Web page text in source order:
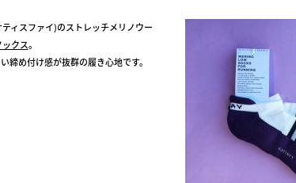
ィスファイ)のストレッチメリノウー
ックス。
締め付け感が抜群の履き心地です。